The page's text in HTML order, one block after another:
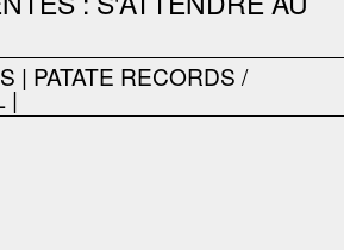
| PATATE RECORDS /
|